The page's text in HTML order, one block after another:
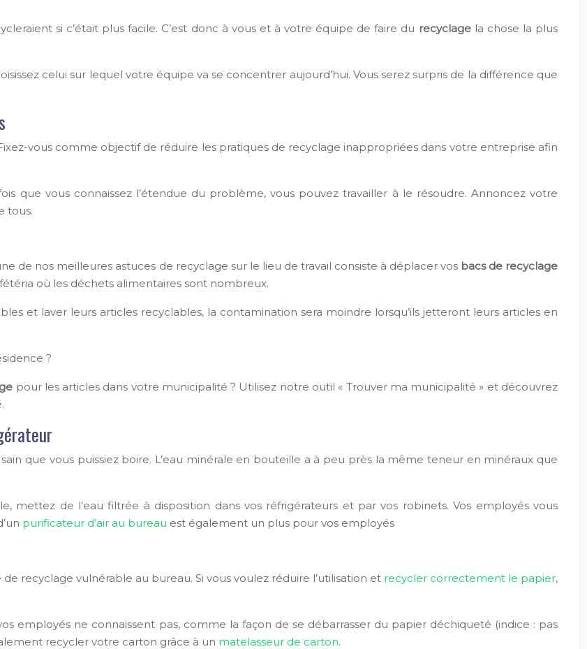
si c’était plus facile. C’est donc à vous et à votre équipe de faire du recyclagela chose la plus
celui sur lequel votre équipe va se concentrer aujourd’hui. Vous serez surpris de la différence que
vous comme objectif de réduire les pratiques de recyclage inappropriées dans votre entreprise afin
que vous connaissez l’étendue du problème, vous pouvez travailler à le résoudre. Annoncez votre
tous.
de nos meilleures astuces de recyclage sur le lieu de travail consiste à déplacer vos bacs de recyclage
où les déchets alimentaires sont nombreux.
et laver leurs articles recyclables, la contamination sera moindre lorsqu’ils jetteront leurs articles en
?
pour les articles dans votre municipalité ? Utilisez notre outil « Trouver ma municipalité » et découvrez
que vous puissiez boire. L’eau minérale en bouteille a à peu près la même teneur en minéraux que
mettez de l’eau filtrée à disposition dans vos réfrigérateurs et par vos robinets. Vos employés vous
purificateur d’air au bureau est également un plus pour vos employés
recyclage vulnérable au bureau. Si vous voulez réduire l’utilisation et recycler correctement le papier,
employés ne connaissent pas, comme la façon de se débarrasser du papier déchiqueté (indice : pas
recycler votre carton grâce à un matelasseur de carton.